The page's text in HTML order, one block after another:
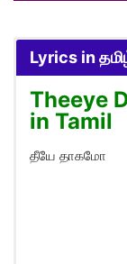
Lyrics in
Theeye
in Tamil
தீயே தாகமோ